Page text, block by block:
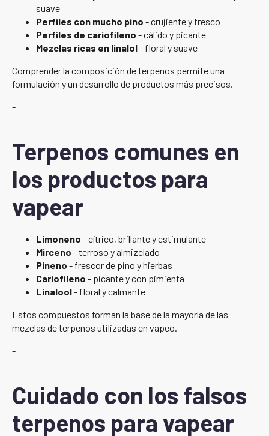
suave
Perfiles con mucho pino - crujiente y fresco
Perfiles de cariofileno - cálido y picante
Mezclas ricas en linalol- floral y suave
Comprender la composición de terpenos permite una
formulación y un desarrollo de productos más precisos.
-
Terpenos comunes en
los productos para
vapear
Limoneno - cítrico, brillante y estimulante
Mirceno - terroso y almizclado
Pineno - frescor de pino y hierbas
Cariofileno - picante y con pimienta
Linalool- floral y calmante
Estos compuestos forman la base de la mayoría de las
mezclas de terpenos utilizadas en vapeo.
-
Cuidado con los falsos
terpenos para vapear